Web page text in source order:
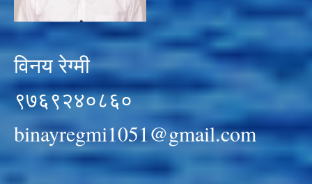
विनय रेग्मी
९७६९२४०८६०
binayregmi1051@gmail.com